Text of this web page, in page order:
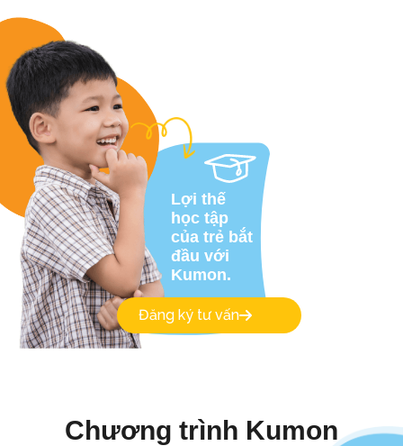
Lợi thế
học tập
của trẻ bắt
đầu với
Kumon.
Đăng ký tư vấn
Chương trình Kumon